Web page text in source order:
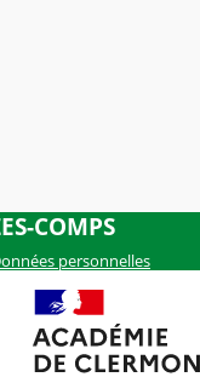
COMPS
personnelles